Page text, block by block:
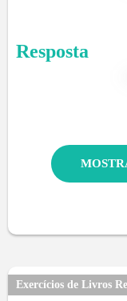
Resposta
Exercícios de Livros